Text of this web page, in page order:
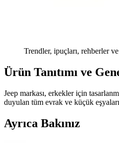
Trendler, ipuçları, rehberler
Ürün Tanıtımı ve
Jeep markası, erkekler için
duyulan tüm evrak ve küçük
Ayrıca Bakınız